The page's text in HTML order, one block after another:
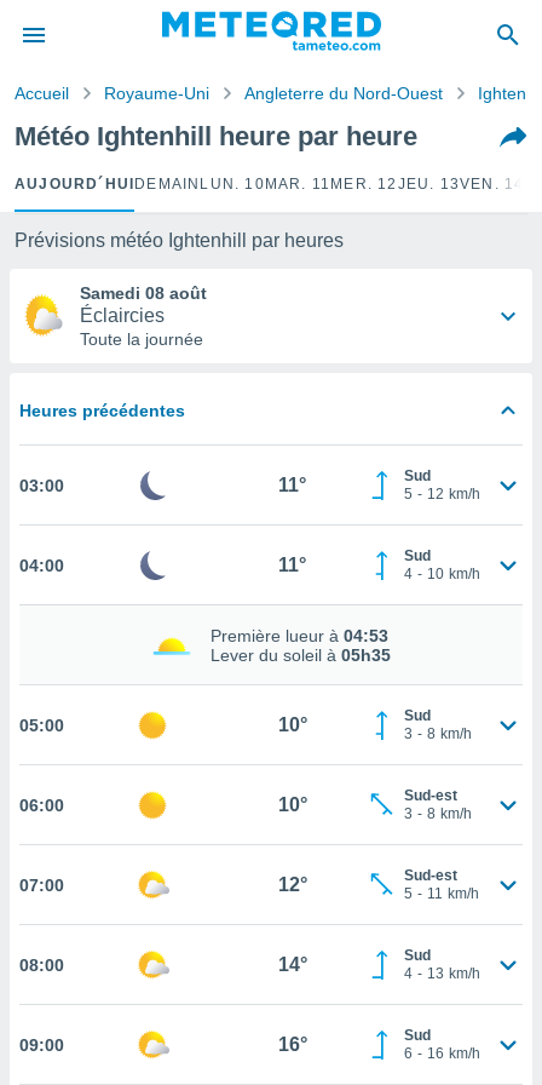
de
a
Vous
et
par le
de
sur
et
PARAMÈTRES
Accueil Royaume-Uni Angleterre du Nord-Ouest
Météo Ightenhill heure par heure
AUJOURD´HUI DEMAIN LUN. 10 MAR. 11 MER. 12 JEU. 13VEN. 14
Prévisions météo Ightenhill par heures
Samedi 08 août
Éclaircies
Toute la journée
Heures précédentes
03:00 11°
Sud
5 - 12 km/h
04:00 11°
Sud
4 - 10 km/h
Première lueur à 04:53
Lever du soleil à 05h35
05:00 10°
Sud
3 - 8 km/h
06:00 10°
Sud-est
3 - 8 km/h
07:00 12°
Sud-est
5 - 11 km/h
08:00 14°
Sud
4 - 13 km/h
09:00 16°
Sud
6 - 16 km/h